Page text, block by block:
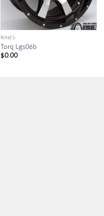
RINES
Torq Lgs06b
$0.00